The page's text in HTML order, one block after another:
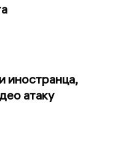
иностранца,
атаку